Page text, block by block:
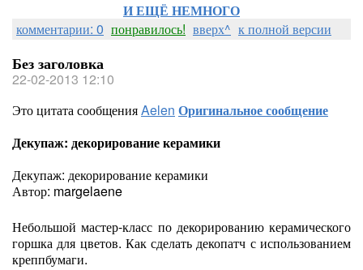
И ЕЩЁ НЕМНОГО
комментарии: 0 понравилось! вверх^ к полной версии
Без заголовка
22-02-2013 12:10
Это цитата сообщенияAelen Оригинальное сообщение
Декупаж: декорирование керамики
Декупаж: декорирование керамики
Автор: margelaene
Небольшой мастер-класс по декорированию керамического
горшка для цветов. Как сделать декопатч с использованием
креппбумаги.